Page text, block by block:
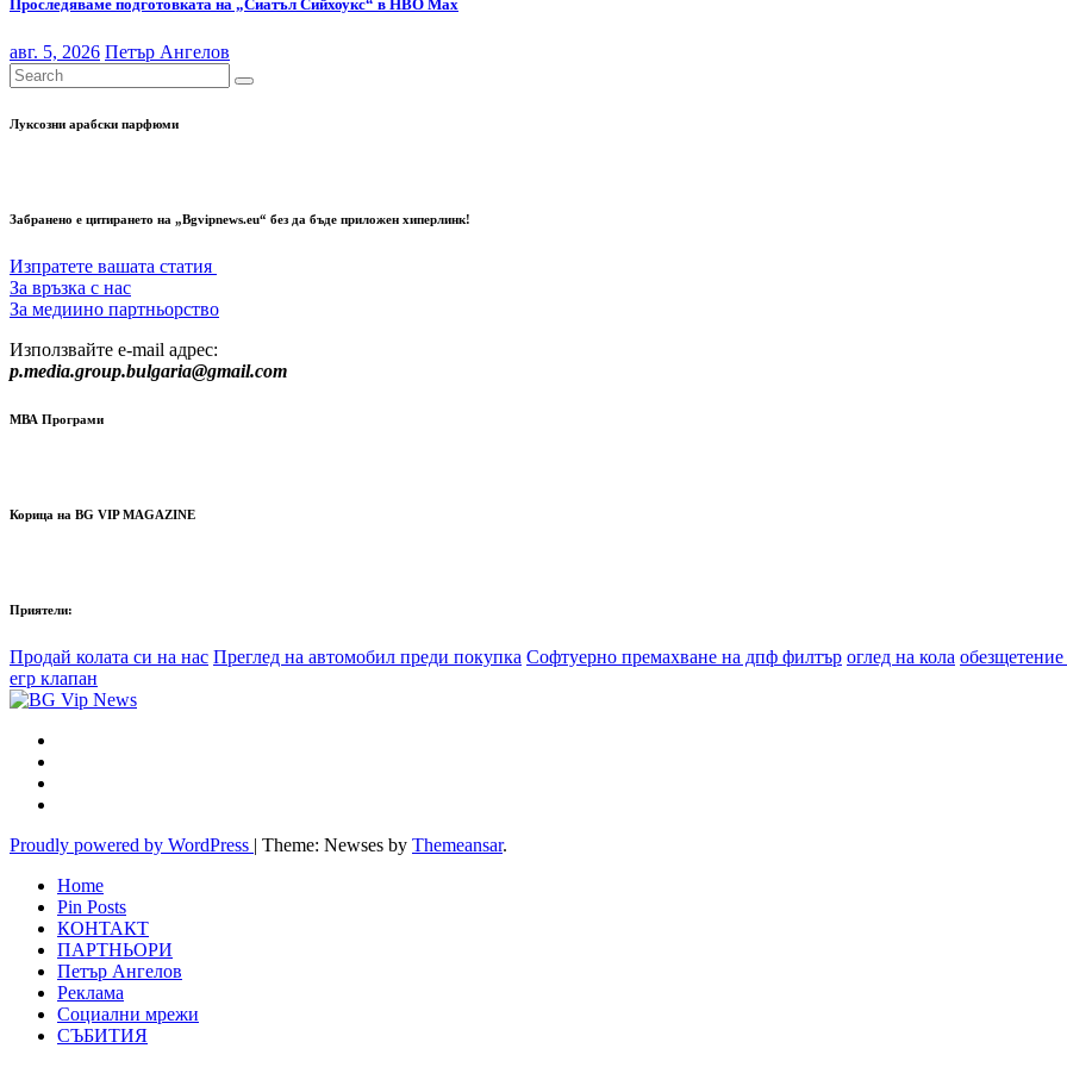
Проследяваме подготовката на „Сиатъл Сийхоукс“ в HBO Max
авг. 5, 2026 Петър Ангелов
Луксозни арабски парфюми
Забранено е цитирането на „Bgvipnews.eu“ без да бъде приложен хиперлинк!
Изпратете вашата статия
За връзка с нас
За медиино партньорство
Използвайте e-mail адрес:
p.media.group.bulgaria@gmail.com
МВА Програми
Корица на BG VIP MAGAZINE
Приятели:
Продай колата си на нас Преглед на автомобил преди покупка Софтуерно премахване на дпф филтър оглед на кола
егр клапан
Proudly powered by WordPress | Theme: Newses by Themeansar.
Home
Pin Posts
КОНТАКТ
ПАРТНЬОРИ
Петър Ангелов
Реклама
Социални мрежи
СЪБИТИЯ